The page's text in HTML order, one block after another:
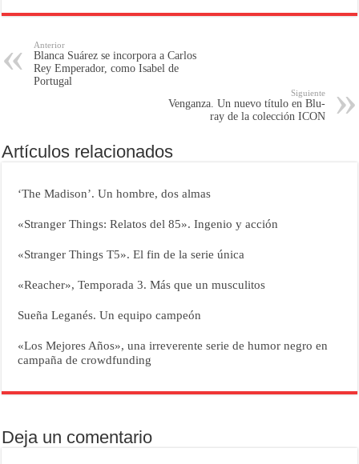
Anterior
Blanca Suárez se incorpora a Carlos
Rey Emperador, como Isabel de
Portugal
Siguiente
Venganza. Un nuevo título en Blu-
ray de la colección ICON
Artículos relacionados
‘The Madison’. Un hombre, dos almas
«Stranger Things: Relatos del 85». Ingenio y acción
«Stranger Things T5». El fin de la serie única
«Reacher», Temporada 3. Más que un musculitos
Sueña Leganés. Un equipo campeón
«Los Mejores Años», una irreverente serie de humor negro en
campaña de crowdfunding
Deja un comentario